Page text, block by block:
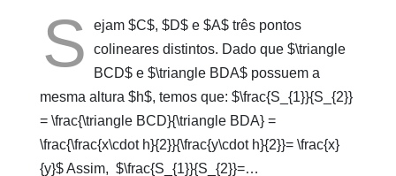
S
ejam $C$, $D$ e $A$ três pontos
colineares distintos. Dado que $\triangle
BCD$ e $\triangle BDA$ possuem a
mesma altura $h$, temos que: $\frac{S_{1}}{S_{2}}
= \frac{\triangle BCD}{\triangle BDA} =
\frac{\frac{x\cdot h}{2}}{\frac{y\cdot h}{2}}= \frac{x}
{y}$ Assim, $\frac{S_{1}}{S_{2}}=…